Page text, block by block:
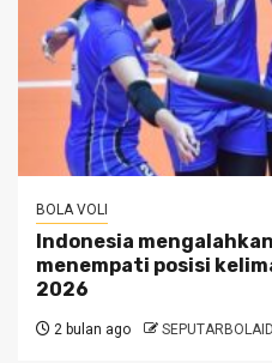
BOLA VOLI
Indonesia
menempati posisi
2026
2 bulan ago SEPUTARBOLAID